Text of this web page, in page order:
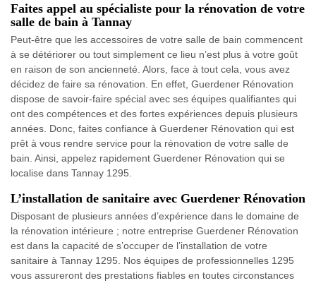
Faites appel au spécialiste pour la rénovation de votre
salle de bain à Tannay
Peut-être que les accessoires de votre salle de bain commencent
à se détériorer ou tout simplement ce lieu n’est plus à votre goût
en raison de son ancienneté. Alors, face à tout cela, vous avez
décidez de faire sa rénovation. En effet, Guerdener Rénovation
dispose de savoir-faire spécial avec ses équipes qualifiantes qui
ont des compétences et des fortes expériences depuis plusieurs
années. Donc, faites confiance à Guerdener Rénovation qui est
prêt à vous rendre service pour la rénovation de votre salle de
bain. Ainsi, appelez rapidement Guerdener Rénovation qui se
localise dans Tannay 1295.
L’installation de sanitaire avec Guerdener Rénovation
Disposant de plusieurs années d’expérience dans le domaine de
la rénovation intérieure ; notre entreprise Guerdener Rénovation
est dans la capacité de s’occuper de l’installation de votre
sanitaire à Tannay 1295. Nos équipes de professionnelles 1295
vous assureront des prestations fiables en toutes circonstances